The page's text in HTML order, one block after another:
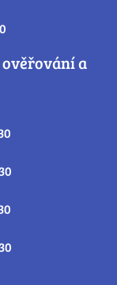
ověřování a